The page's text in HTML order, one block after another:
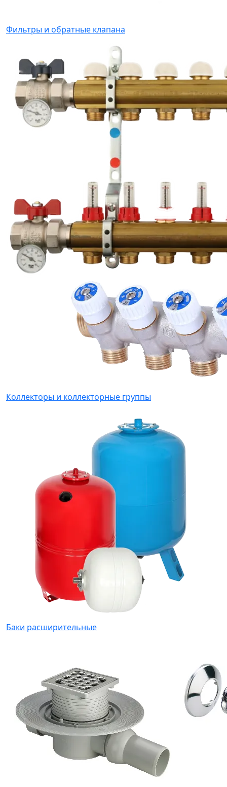
Фильтры и обратные клапана
Коллекторы и коллекторные группы
Баки расширительные